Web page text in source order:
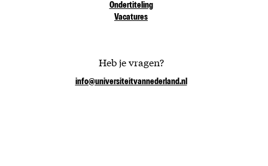
Ondertiteling
Vacatures
Heb je vragen?
info@universiteitvannederland.nl